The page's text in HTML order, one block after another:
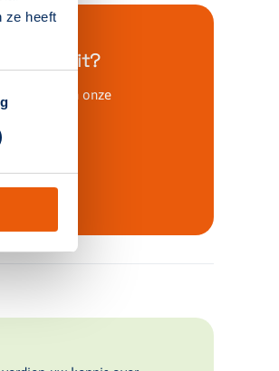
ze heeft
niet uit?
van een van onze